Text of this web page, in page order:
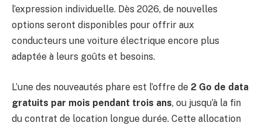
l’expression individuelle. Dès 2026, de nouvelles
options seront disponibles pour offrir aux
conducteurs une voiture électrique encore plus
adaptée à leurs goûts et besoins.
L’une des nouveautés phare est l’offre de 2 Go de data
gratuits par mois pendant trois ans, ou jusqu’à la fin
du contrat de location longue durée. Cette allocation